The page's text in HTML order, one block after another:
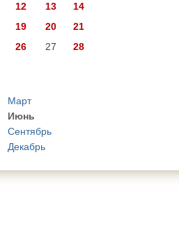
12 13
14
19 20
21
26 27
28
Март
Июнь
Сентябрь
Декабрь